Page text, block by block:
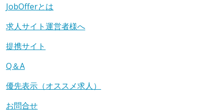
JobOfferとは
求人サイト運営者様へ
提携サイト
Q＆A
優先表示（オススメ求人）
お問合せ